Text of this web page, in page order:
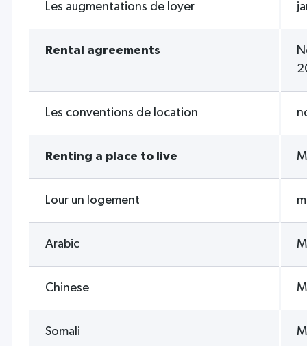
Les augmentations de loyer
Rental agreements
Les conventions de location
Renting a place to live
Lour un logement
Arabic
Chinese
Somali